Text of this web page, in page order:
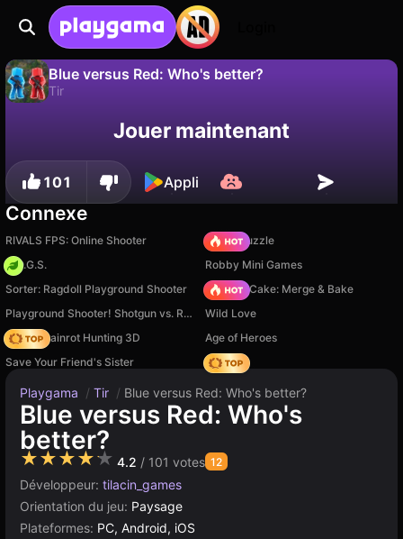
Blue versus Red: Who's better?
Tir
progression !
Non Enregistrer
Jouer maintenant
101 Appli
Connexe
RIVALS FPS: Online Shooter
Arrow Puzzle
H.O.G.S.
Robby Mini Games
Sorter: Ragdoll Playground Shooter
Piece of Cake: Merge & Bake
Playground Shooter! Shotgun vs. Ragdolls!
Wild Love
Italian Brainrot Hunting 3D
Age of Heroes
Save Your Friend's Sister
Hedgies
Playgama / Tir / Blue versus Red: Who's better?
Blue versus Red: Who's
better?
★★★★★ 4.2 / 101 votes 12
Développeur: tilacin_games
Orientation du jeu: Paysage
Plateformes: PC, Android, iOS